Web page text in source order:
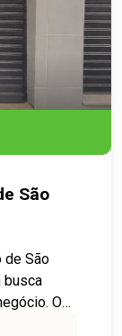
São
de São
busca
O